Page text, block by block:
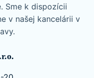
Sme k dispozícii
v našej kancelárii v